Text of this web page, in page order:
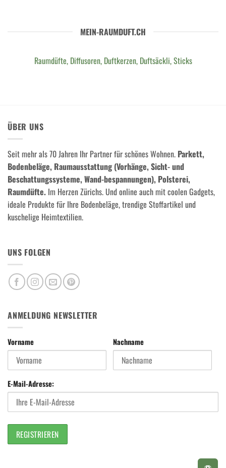
MEIN-RAUMDUFT.CH
Raumdüfte, Diffusoren, Duftkerzen, Duftsäckli, Sticks
ÜBER UNS
Seit mehr als 70 Jahren Ihr Partner für schönes Wohnen. Parkett,
Bodenbeläge, Raumausstattung (Vorhänge, Sicht- und
Beschattungssysteme, Wand-bespannungen), Polsterei,
Raumdüfte. Im Herzen Zürichs. Und online auch mit coolen Gadgets,
ideale Produkte für Ihre Bodenbeläge, trendige Stoffartikel und
kuschelige Heimtextilien.
UNS FOLGEN
ANMELDUNG NEWSLETTER
Vorname Nachname
E-Mail-Adresse: